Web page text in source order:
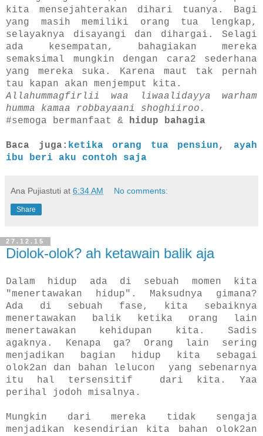
kita mensejahterakan dihari tuanya. Bagi
yang masih memiliki orang tua lengkap,
selayaknya disayangi dan dihargai. Selagi
ada kesempatan, bahagiakan mereka
semaksimal mungkin dengan cara2 sederhana
yang mereka suka. Karena maut tak pernah
tau kapan akan menjemput kita.
Allahummagfirlii waa liwaalidayya warham
humma kamaa robbayaani shoghiiroo.
#semoga bermanfaat &
hidup bahagia
Baca juga: ketika orang tua pensiun ,ayah
ibu beri aku contoh saja
Ana Pujiastuti at 6:34 AM No comments:
Share
27.12.15
Diolok-olok? ah ketawain balik aja
Dalam hidup ada di sebuah momen kita
"menertawakan hidup". Maksudnya gimana?
Ada di sebuah fase, kita sebaiknya
menertawakan balik ketika orang lain
menertawakan kehidupan kita. Sadis
agaknya. Kenapa ga? Orang lain sering
menjadikan bagian hidup kita sebagai
olok2an dan bahan lelucon yang sebenarnya
itu hal tersensitif dari kita. Yaa
perihal jodoh misalnya.
Mungkin dari mereka tidak sengaja
menjadikan kesendirian kita bahan olok2an